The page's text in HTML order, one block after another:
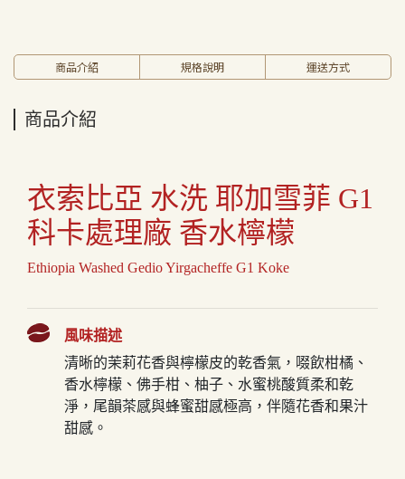
商品介紹 規格說明 運送方式
商品介紹
衣索比亞 水洗 耶加雪菲 G1
科卡處理廠 香水檸檬
Ethiopia Washed Gedio Yirgacheffe G1 Koke
風味描述
清晰的茉莉花香與檸檬皮的乾香氣，啜飲柑橘、
香水檸檬、佛手柑、柚子、水蜜桃酸質柔和乾
淨，尾韻茶感與蜂蜜甜感極高，伴隨花香和果汁
甜感。